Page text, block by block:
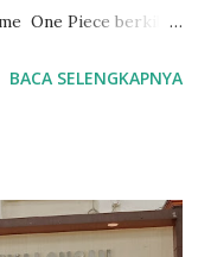
One Piece berkibar
cuma soal anime
BACA SELENGKAPNYA